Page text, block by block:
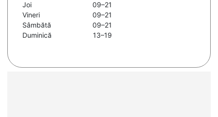
Joi
09–21
Vineri
09–21
Sâmbătă
09–21
Duminică
13–19